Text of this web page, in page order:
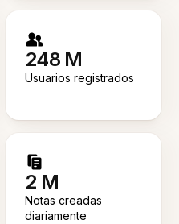
248 M
Usuarios registrados
2 M
Notas creadas
diariamente